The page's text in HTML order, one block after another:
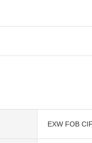
EXW FOB CIF